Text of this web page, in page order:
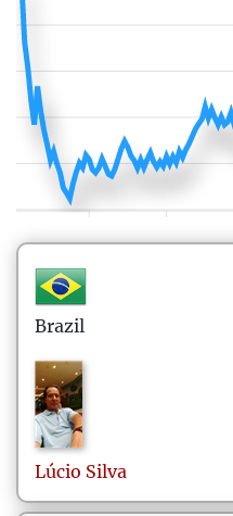
Brazil
Lúcio Silva